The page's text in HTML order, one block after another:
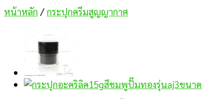
หน้าหลัก / กระปุกครีมสูญญากาศ